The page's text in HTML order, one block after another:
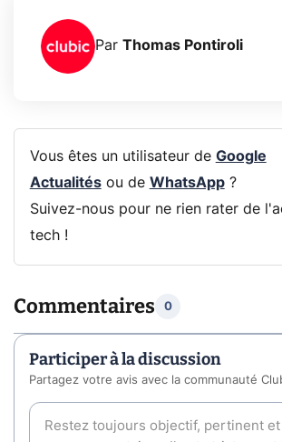
Par Thomas Pontiroli
Vous êtes un utilisateur de Google
Actualitésou de WhatsApp?
Suivez-nous pour ne rien rater de
tech !
Commentaires 0
Participer à la discussion
Partagez votre avis avec la communauté